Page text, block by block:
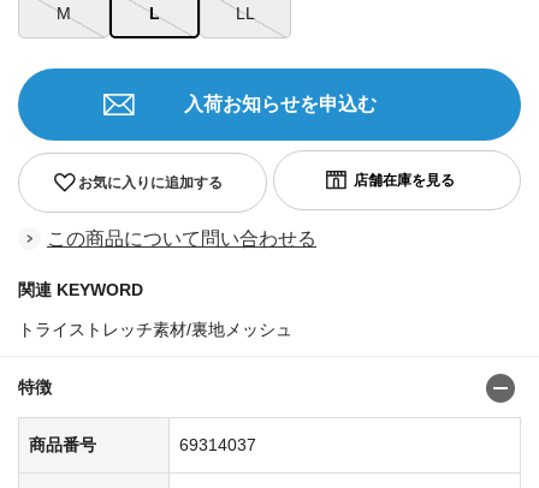
M L LL
お気に入りに追加する
入荷お知らせを申込む
この商品について問い合わせる
関連 KEYWORD
トライストレッチ素材/裏地メッシュ
特徴
商品番号 69314037